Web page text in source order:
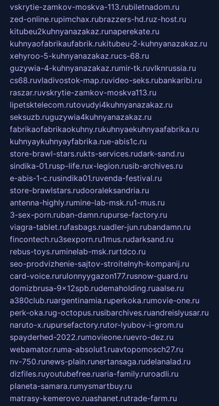
vskrytie-zamkov-moskva-113.rubiletnadom.ru
zed-online.rupimchax.rubrazzers-hd.ruz-host.ru
kitubeu2kuhnyanazakaz.runaperekate.ru
kuhnyaofabrikaufabrik.rukitubeu-2-kuhnyanazakaz.ru
xehyroo-5-kuhnyanazakaz.rucs-68.ru
guzywia-4-kuhnyanazakaz.rumir-tk.ruvlknrussia.ru
cs68.ruvladivostok-map.ruvideo-seks.rubankaribi.ru
raszar.ruvskrytie-zamkov-moskva113.ru
lipetsktelecom.rutovudyi4kuhnyanazakaz.ru
seksuzb.ruguzywia4kuhnyanazakaz.ru
fabrikaofabrikaokuhny.rukuhnyaekuhnyaafabrika.ru
kuhnyaykuhnyayfabrika.rue-abis1c.ru
store-brawl-stars.rukts-services.rudark-sand.ru
sindika-01.rusp-life.rux-legion.rusib-archives.ru
e-abis-1-c.rusindika01.ruvenda-festival.ru
store-brawlstars.rudooraleksandria.ru
antenna-highly.rumine-lab-msk.ru1-mus.ru
3-sex-porn.ruban-damn.rupurse-factory.ru
viagra-tablet.rufasbags.ruadler-jun.rubandamn.ru
fincontech.ru3sexporn.ru1mus.rudarksand.ru
rebus-toys.ruminelab-msk.rurtdco.ru
seo-prodvizhenie-sajtov-stroitelnyh-kompanij.ru
card-voice.rurulonnyygazon177.rusnow-guard.ru
domizbrusa-9x12spb.rudemaholding.ruaalse.ru
a380club.ruargentinamia.ruperkoka.rumovie-one.ru
perk-oka.rug-octopus.rusibarchives.ruandreislyusar.ru
naruto-x.rupursefactory.rutor-lyubov-i-grom.ru
spayderhed-2022.rumovieone.ruevro-dez.ru
webamator.ruma-absolut1.ruavtopomosch27.ru
nv-750.runews-plain.runertansaga.rudelanalad.ru
dizfiles.ruyoutubefree.ruaria-family.ruroadli.ru
planeta-samara.rumysmartbuy.ru
matrasy-kemerovo.ruashanet.rutrade-farm.ru